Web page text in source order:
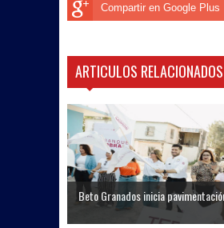
Compartir en Google Plus
ARTICULOS RELACIONADOS
Beto Granados inicia